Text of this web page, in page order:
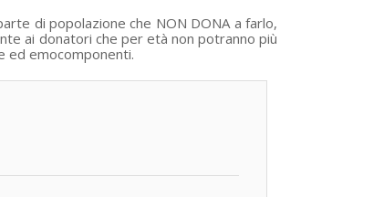
di popolazione che NON DONA a farlo,
ai donatori che per età non potranno più
ed emocomponenti.